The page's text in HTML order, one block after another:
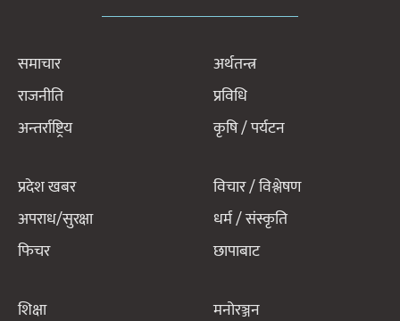
समाचार
राजनीति
अन्तर्राष्ट्रिय
अर्थतन्त्र
प्रविधि
कृषि / पर्यटन
प्रदेश खबर
अपराध/सुरक्षा
फिचर
विचार / विश्लेषण
धर्म / संस्कृति
छापाबाट
शिक्षा मनोरञ्जन